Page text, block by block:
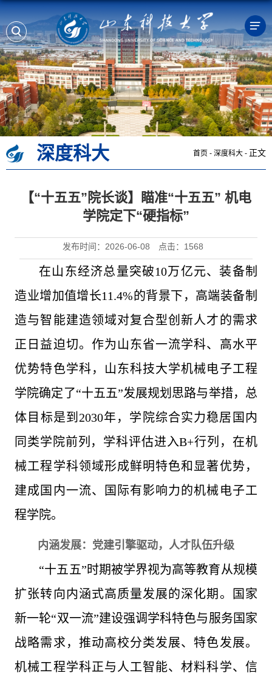
深度科大 首页 - 深度科大 - 正文
【“十五五”院长谈】瞄准“十五五” 机电
学院定下“硬指标”
发布时间：2026-06-08 点击： 1568
在山东经济总量突破10万亿元、装备制
造业增加值增长11.4%的背景下，高端装备制
造与智能建造领域对复合型创新人才的需求
正日益迫切。作为山东省一流学科、高水平
优势特色学科，山东科技大学机械电子工程
学院确定了“十五五”发展规划思路与举措，总
体目标是到2030年，学院综合实力稳居国内
同类学院前列，学科评估进入B+行列，在机
械工程学科领域形成鲜明特色和显著优势，
建成国内一流、国际有影响力的机械电子工
程学院。
内涵发展：党建引擎驱动，人才队伍升级
“十五五”时期被学界视为高等教育从规模
扩张转向内涵式高质量发展的深化期。国家
新一轮“双一流”建设强调学科特色与服务国家
战略需求，推动高校分类发展、特色发展。
机械工程学科正与人工智能、材料科学、信